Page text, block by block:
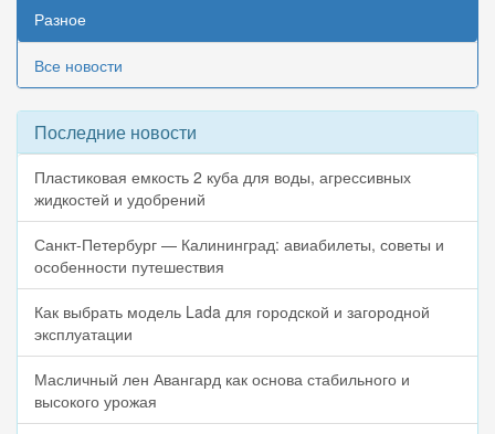
Разное
Все новости
Последние новости
Пластиковая емкость 2 куба для воды, агрессивных
жидкостей и удобрений
Санкт-Петербург — Калининград: авиабилеты, советы и
особенности путешествия
Как выбрать модель Lada для городской и загородной
эксплуатации
Масличный лен Авангард как основа стабильного и
высокого урожая